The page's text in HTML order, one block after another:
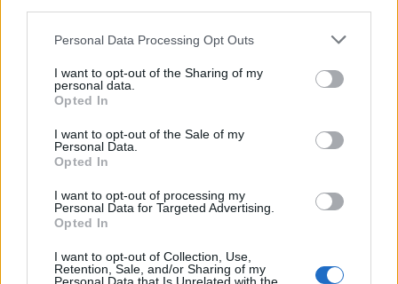
Please note that this website/app uses one or more Google
not limited to your visit or usage behaviour. You may click to
grant or deny consent to Google and its third-party tags to
use your data for below specified purposes in below Google
consent section.
Personal Data Processing Opt Outs
I want to opt-out of the Sharing of my
personal data.
Opted In
I want to opt-out of the Sale of my
Personal Data.
Opted In
I want to opt-out of processing my
Personal Data for Targeted Advertising.
Opted In
I want to opt-out of Collection, Use,
Retention, Sale, and/or Sharing of my
Su WhatsApp al numero +39
345 356 7512
daGoogle News